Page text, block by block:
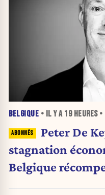
BELGIQUE • IL Y A 19 HEURES•
Peter De
stagnation
Belgique